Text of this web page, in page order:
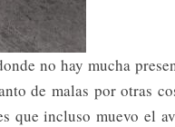
no hay mucha
de malas por otras
que incluso muevo el